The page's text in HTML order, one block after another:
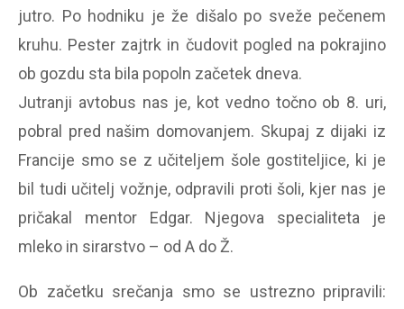
jutro. Po hodniku je že dišalo po sveže pečenem
kruhu. Pester zajtrk in čudovit pogled na pokrajino
ob gozdu sta bila popoln začetek dneva.
Jutranji avtobus nas je, kot vedno točno ob 8. uri,
pobral pred našim domovanjem. Skupaj z dijaki iz
Francije smo se z učiteljem šole gostiteljice, ki je
bil tudi učitelj vožnje, odpravili proti šoli, kjer nas je
pričakal mentor Edgar. Njegova specialiteta je
mleko in sirarstvo – od A do Ž.
Ob začetku srečanja smo se ustrezno pripravili: